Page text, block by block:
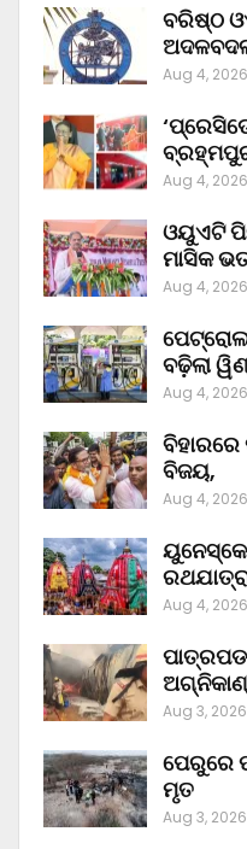
ବରିଷ୍ଠ
Aug 4, 2026
Aug 4, 2026
ଓୟୁଏଟି
ମାସିକ
Aug 4, 2026
ବଢ଼ିଲା
Aug 4, 2026
ବିଜୟ,
Aug 4, 2026
Aug 4, 2026
Aug 3, 2026
ପେରୁରେ
ମୃତ
Aug 3, 2026